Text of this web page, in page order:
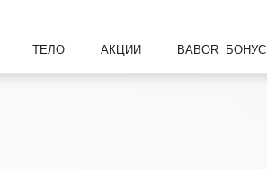
ТЕЛО АКЦИИ BABOR БОНУС